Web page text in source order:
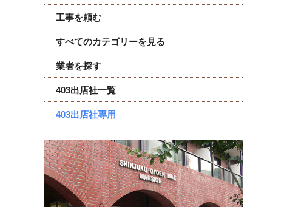
工事を頼む
すべてのカテゴリーを見る
業者を探す
403出店社一覧
403出店社専用